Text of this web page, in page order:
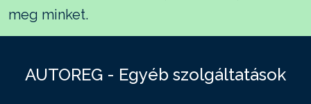
meg minket.
AUTOREG - Egyéb szolgáltatások